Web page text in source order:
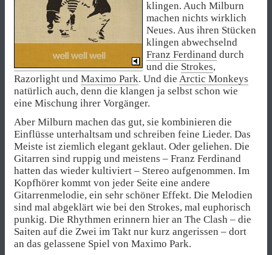
klingen. Auch Milburn
machen nichts wirklich
Neues. Aus ihren Stücken
klingen abwechselnd
Franz Ferdinand durch
und die Strokes,
Razorlight und Maximo Park. Und die Arctic Monkeys
natürlich auch, denn die klangen ja selbst schon wie
eine Mischung ihrer Vorgänger.
Aber Milburn machen das gut, sie kombinieren die
Einflüsse unterhaltsam und schreiben feine Lieder. Das
Meiste ist ziemlich elegant geklaut. Oder geliehen. Die
Gitarren sind ruppig und meistens – Franz Ferdinand
hatten das wieder kultiviert – Stereo aufgenommen. Im
Kopfhörer kommt von jeder Seite eine andere
Gitarrenmelodie, ein sehr schöner Effekt. Die Melodien
sind mal abgeklärt wie bei den Strokes, mal euphorisch
punkig. Die Rhythmen erinnern hier an The Clash – die
Saiten auf die Zwei im Takt nur kurz angerissen – dort
an das gelassene Spiel von Maximo Park.